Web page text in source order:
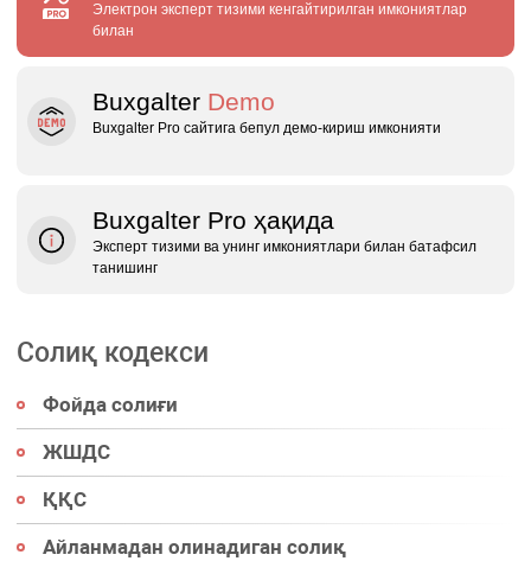
Электрон эксперт тизими кенгайтирилган имкониятлар
билан
Buxgalter Demo
Buxgalter Pro сайтига бепул демо‑кириш имконияти
Buxgalter Pro ҳақида
Эксперт тизими ва унинг имкониятлари билан батафсил
танишинг
Солиқ кодекси
Фойда солиғи
ЖШДС
ҚҚС
Айланмадан олинадиган солиқ